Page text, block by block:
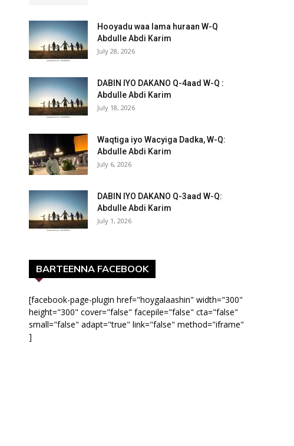
Hooyadu waa lama huraan W-Q
Abdulle Abdi Karim
July 28, 2026
DABIN IYO DAKANO Q-4aad W-Q :
Abdulle Abdi Karim
July 18, 2026
Waqtiga iyo Wacyiga Dadka, W-Q:
Abdulle Abdi Karim
July 6, 2026
DABIN IYO DAKANO Q-3aad W-Q:
Abdulle Abdi Karim
July 1, 2026
BARTEENNA FACEBOOK
[facebook-page-plugin href="hoygalaashin" width="300"
height="300" cover="false" facepile="false" cta="false"
small="false" adapt="true" link="false" method="iframe"
]